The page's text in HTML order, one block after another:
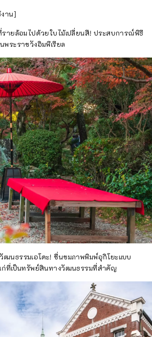
าน]
รายล้อมไปด้วยใบไม้เปลี่ยนสี! ประสบการณ์พิธี
ระราชวังอิมพีเรียล
นธรรมเอโดะ! ชื่นชมภาพพิมพ์อุกิโยะแบบ
ก่ที่เป็นทรัพย์สินทางวัฒนธรรมที่สำคัญ